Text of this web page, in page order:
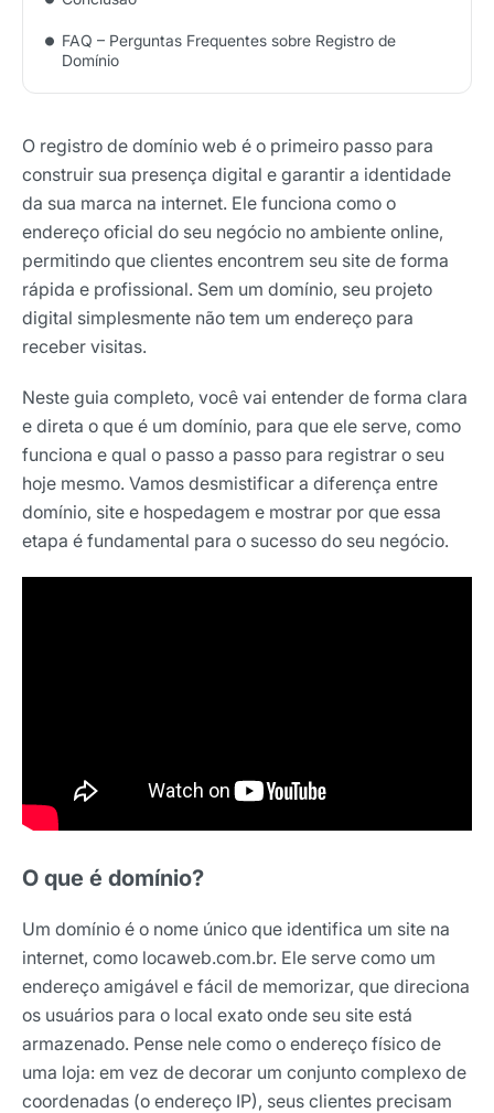
FAQ – Perguntas Frequentes sobre Registro de
Domínio
O registro de domínio web é o primeiro passo para
construir sua presença digital e garantir a identidade
da sua marca na internet. Ele funciona como o
endereço oficial do seu negócio no ambiente online,
permitindo que clientes encontrem seu site de forma
rápida e profissional. Sem um domínio, seu projeto
digital simplesmente não tem um endereço para
receber visitas.
Neste guia completo, você vai entender de forma clara
e direta o que é um domínio, para que ele serve, como
funciona e qual o passo a passo para registrar o seu
hoje mesmo. Vamos desmistificar a diferença entre
domínio, site e hospedagem e mostrar por que essa
etapa é fundamental para o sucesso do seu negócio.
O que é domínio?
Um domínio é o nome único que identifica um site na
internet, como locaweb.com.br. Ele serve como um
endereço amigável e fácil de memorizar, que direciona
os usuários para o local exato onde seu site está
armazenado. Pense nele como o endereço físico de
uma loja: em vez de decorar um conjunto complexo de
coordenadas (o endereço IP), seus clientes precisam